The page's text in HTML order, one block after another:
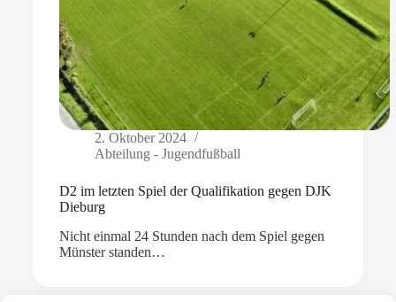
2. Oktober 2024
Abteilung - Jugendfußball
D2 im letzten Spiel der Qualifikation gegen DJK
Dieburg
Nicht einmal 24 Stunden nach dem Spiel gegen
Münster standen…